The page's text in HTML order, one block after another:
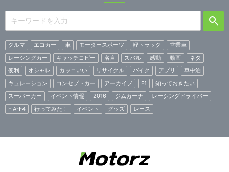
クルマ エコカー 車 モータースポーツ 軽トラック
営業車
レーシングカー
キャッチコピー 名言 スバル 感動 動画
ネタ
便利
オシャレ カッコいい リサイクル バイク アプリ
車中泊
キュレーション
コンセプトカー アーカイブ F1
知っておきたい
スーパーカー
イベント情報 2016 ジムカーナ
レーシングドライバー
FIA-F4
行ってみた！ イベント グッズ レース